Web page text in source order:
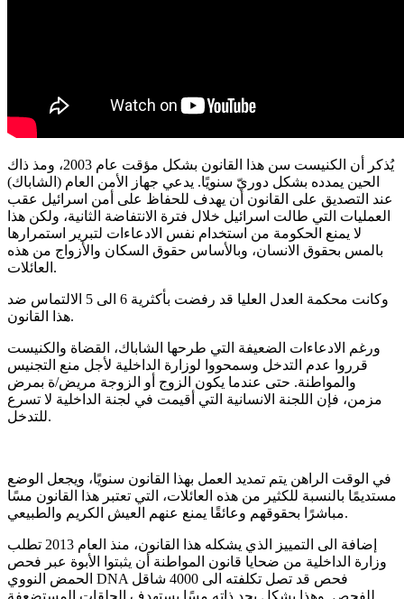
يُذكر أن الكنيست سن هذا القانون بشكل مؤقت عام 2003، ومذ ذاك
الحين يمدده بشكل دوريّ سنويًا. يدعي جهاز الأمن العام ( الشاباك)
عند التصديق على القانون أن يهدف للحفاظ على أمن اسرائيل عقب
العمليات التي طالت اسرائيل خلال فترة الانتفاضة الثانية، ولكن هذا
لا يمنع الحكومة من استخدام نفس الادعاءات لتبرير استمرارها
بالمس بحقوق الانسان، وبالأساس حقوق السكان والأزواج من هذه
العائلات .
وكانت محكمة العدل العليا قد رفضت بأكثرية 6 الى 5 الالتماس ضد
هذا القانون.
ورغم الادعاءات الضعيفة التي طرحها الشاباك، القضاة والكنيست
قرروا عدم التدخل وسمحووا لوزارة الداخلية لأجل منع التجنيس
والمواطنة. حتى عندما يكون الزوج أو الزوجة مريض/ة بمرض
مزمن، فإن اللجنة الانسانية التي أقيمت في لجنة الداخلية لا تسرع
للتدخل.
في الوقت الراهن يتم تمديد العمل بهذا القانون سنويًا، ويجعل الوضع
مستديمًا بالنسبة للكثير من هذه العائلات، التي تعتبر هذا القانون مسًا
مباشرًا بحقوقهم وعائقًا يمنع عنهم العيش الكريم والطبيعي.
إضافة الى التمييز الذي يشكله هذا القانون، منذ العام 2013 تطلب
وزارة الداخلية من ضحايا قانون المواطنة أن يثبتوا الأبوة عبر فحص
DNA فحص قد تصل تكلفته الى 4000 شاقل
للفحص وهذا يشكل بحد ذاته مسًا يستهدف الحلقات المستضعفة